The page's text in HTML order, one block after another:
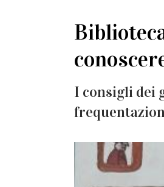
I consigli dei